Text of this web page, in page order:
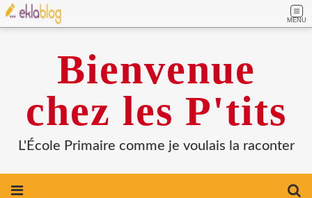
MENU
Bienvenue
chez les P'tits
L'École Primaire comme je voulais la raconter